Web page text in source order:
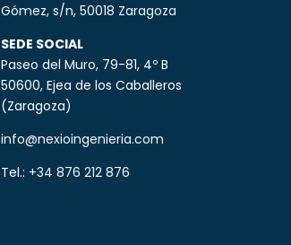
Gómez, s/n, 50018 Zaragoza
SEDE SOCIAL
Paseo del Muro, 79-81, 4º B
50600, Ejea de los Caballeros
(Zaragoza)
info@nexioingenieria.com
Tel.: +34 876 212 876